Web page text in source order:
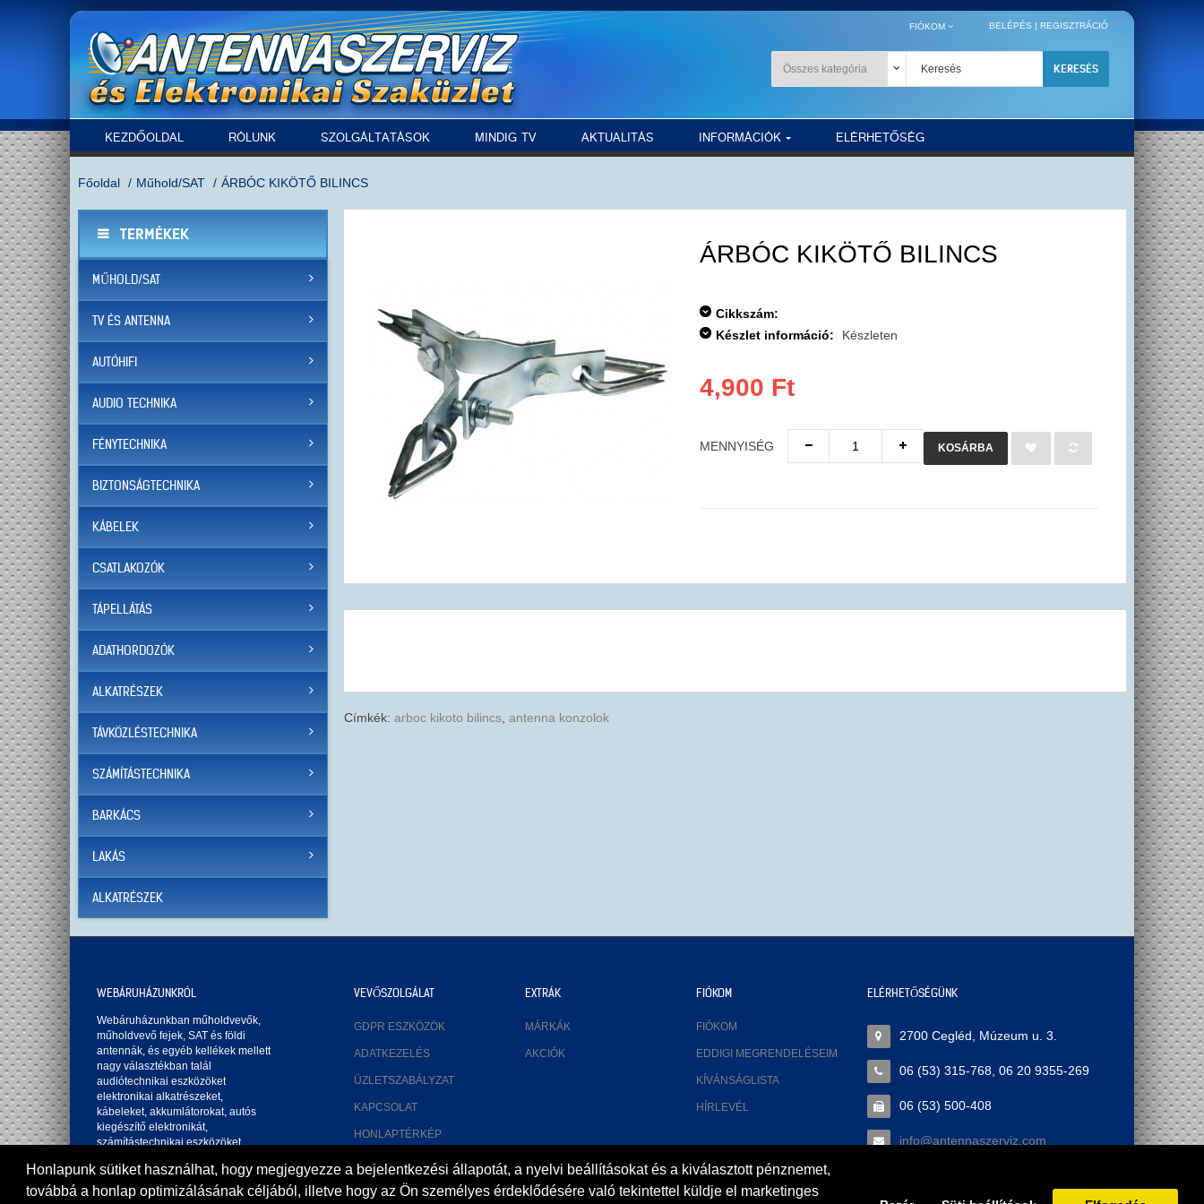
Honlapunk sütiket használhat, hogy megjegyezze a bejelentkezési állapotát, a nyelvi beállításokat és a kiválasztott pénznemet,
továbbá a honlap optimizálásának céljából, illetve hogy az Ön személyes érdeklődésére való tekintettel küldje el marketinges
BELÉPÉS | REGISZTRÁCIÓ
FIÓKOM
KERESÉS
KEZDŐOLDAL RÓLUNK SZOLGÁLTATÁSOK MINDIG TV AKTUALITÁS INFORMÁCIÓK ELÉRHETŐSÉG
Főoldal Műhold/SAT ÁRBÓC KIKÖTŐ BILINCS
TERMÉKEK
MŰHOLD/SAT
TV ÉS ANTENNA
AUTÓHIFI
AUDIO TECHNIKA
FÉNYTECHNIKA
BIZTONSÁGTECHNIKA
KÁBELEK
CSATLAKOZÓK
TÁPELLÁTÁS
ADATHORDOZÓK
ALKATRÉSZEK
TÁVKÖZLÉSTECHNIKA
SZÁMÍTÁSTECHNIKA
BARKÁCS
LAKÁS
ALKATRÉSZEK
ÁRBÓC KIKÖTŐ BILINCS
Cikkszám:
Készlet információ:
Készleten
4,900 Ft
MENNYISÉG KOSÁRBA
Címkék: arboc kikoto bilincs, antenna konzolok
WEBÁRUHÁZUNKRÓL
Webáruházunkban műholdvevők,
műholdvevő fejek, SAT és földi
antennák, és egyéb kellékek mellett
nagy választékban talál
audiótechnikai eszközöket
elektronikai alkatrészeket,
kábeleket, akkumlátorokat, autós
kiegészítő elektronikát,
számítástechnikai eszközöket
VEVŐSZOLGÁLAT
GDPR ESZKÖZÖK
ADATKEZELÉS
ÜZLETSZABÁLYZAT
KAPCSOLAT
HONLAPTÉRKÉP
EXTRÁK
MÁRKÁK
AKCIÓK
FIÓKOM
FIÓKOM
EDDIGI MEGRENDELÉSEIM
KÍVÁNSÁGLISTA
HÍRLEVÉL
ELÉRHETŐSÉGÜNK
2700 Cegléd, Múzeum u. 3.
06 (53) 315-768, 06 20 9355-269
06 (53) 500-408
info@antennaszerviz.com